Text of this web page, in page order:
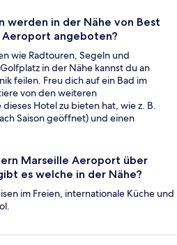
werden in der Nähe von Best
angeboten?
wie Radtouren, Segeln und
in der Nähe kannst du an
feilen. Freu dich auf ein Bad im
von den weiteren
Hotel zu bieten hat, wie z. B.
Saison geöffnet) und einen
Marseille Aeroport über
es welche in der Nähe?
im Freien, internationale Küche und